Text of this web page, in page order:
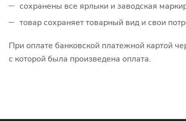
сохранены все ярлыки и заводская
товар сохраняет товарный вид и свои
При оплате банковской платежной картой
с которой была произведена оплата.